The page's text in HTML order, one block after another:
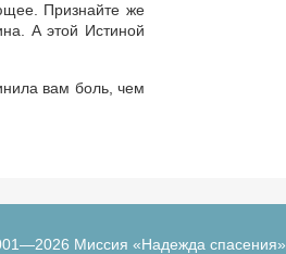
Признайте же
А этой Истиной
вам боль, чем
Миссия «Надежда спасения»